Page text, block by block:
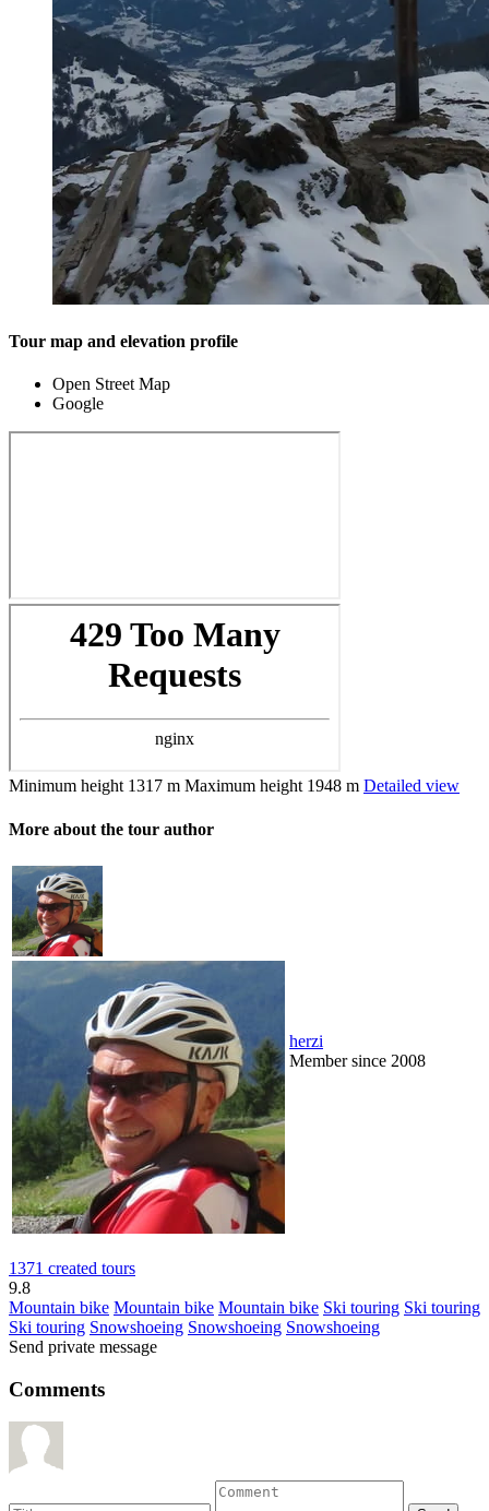
Tour map and elevation profile
Open Street Map
Google
Minimum height 1317 m Maximum height 1948 m Detailed view
More about the tour author
herzi
Member since 2008
1371 created tours
9.8
Mountain bike Mountain bike Mountain bike Ski touring Ski touring
Ski touring Snowshoeing Snowshoeing Snowshoeing
Send private message
Comments